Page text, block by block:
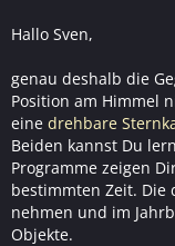
Hallo Sven,
genau deshalb die
Position am Himmel
eine drehbare
Beiden kannst Du
Programme zeigen
bestimmten Zeit. Die
nehmen und im
Objekte.